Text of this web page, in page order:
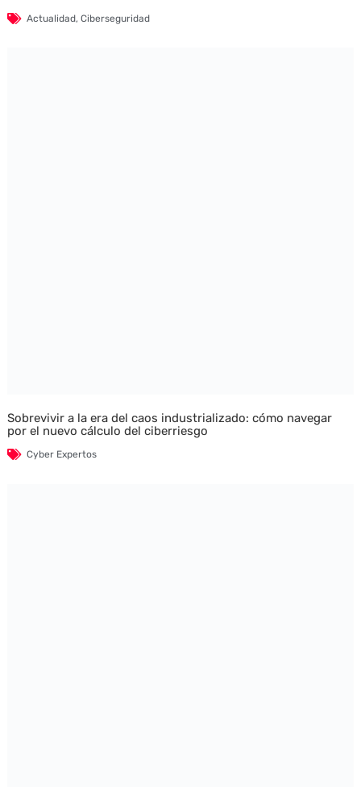
Actualidad, Ciberseguridad
Sobrevivir a la era del caos industrializado: cómo navegar
por el nuevo cálculo del ciberriesgo
Cyber Expertos